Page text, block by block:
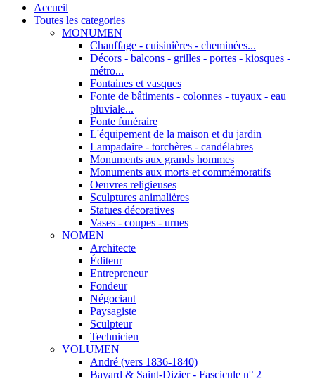
Accueil
Toutes les categories
MONUMEN
Chauffage - cuisinières - cheminées...
Décors - balcons - grilles - portes - kiosques -
métro...
Fontaines et vasques
Fonte de bâtiments - colonnes - tuyaux - eau
pluviale...
Fonte funéraire
L'équipement de la maison et du jardin
Lampadaire - torchères - candélabres
Monuments aux grands hommes
Monuments aux morts et commémoratifs
Oeuvres religieuses
Sculptures animalières
Statues décoratives
Vases - coupes - urnes
NOMEN
Architecte
Éditeur
Entrepreneur
Fondeur
Négociant
Paysagiste
Sculpteur
Technicien
VOLUMEN
André (vers 1836-1840)
Bayard & Saint-Dizier - Fascicule n° 2